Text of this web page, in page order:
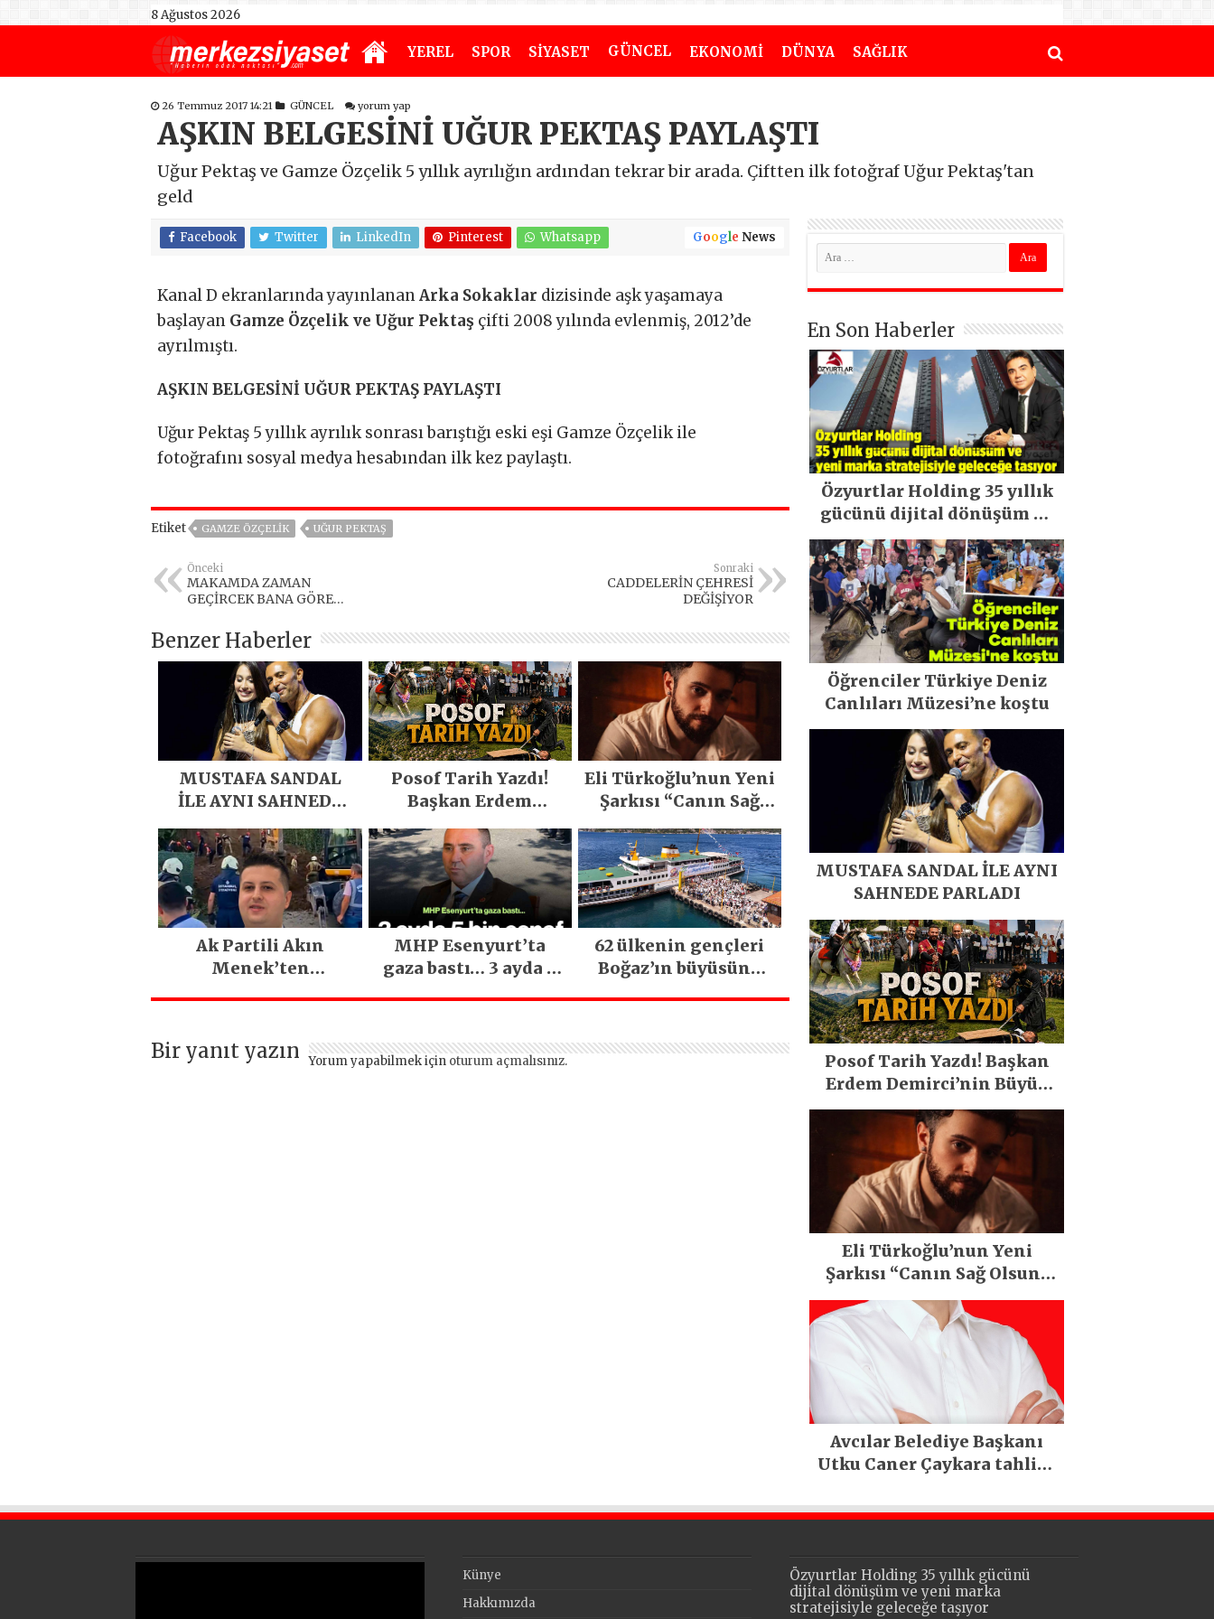
8 Ağustos 2026
YEREL SPOR SİYASET GÜNCEL EKONOMİ DÜNYA SAĞLIK
26 Temmuz 2017 14:21 GÜNCEL yorum yap
AŞKIN BELGESİNİ UĞUR PEKTAŞ PAYLAŞTI
Uğur Pektaş ve Gamze Özçelik 5 yıllık ayrılığın ardından tekrar bir arada. Çiftten ilk fotoğraf Uğur Pektaş'tan
geld
Facebook Twitter LinkedIn Pinterest Whatsapp Google News
Kanal D ekranlarında yayınlananArka Sokaklar dizisinde aşk yaşamaya
başlayan Gamze Özçelik ve Uğur Pektaş çifti 2008 yılında evlenmiş, 2012’de
ayrılmıştı.
AŞKIN BELGESİNİ UĞUR PEKTAŞ PAYLAŞTI
Uğur Pektaş 5 yıllık ayrılık sonrası barıştığı eski eşi Gamze Özçelik ile
fotoğrafını sosyal medya hesabından ilk kez paylaştı.
Etiket GAMZE ÖZÇELIK UĞUR PEKTAŞ
Önceki
MAKAMDA ZAMAN
GEÇİRCEK BANA GÖRE
Sonraki
CADDELERİN ÇEHRESİ
DEĞİŞİYOR
Benzer Haberler
MUSTAFA SANDAL
İLE AYNI SAHNEDE
Posof Tarih Yazdı!
Başkan Erdem
Emeğiyle Son Yılların
En Büyük Festivali
Gerçekleşti
Eli Türkoğlu’nun Yeni
Şarkısı “Canın Sağ
Gördü!..
Ak Partili Akın
Menek’ten
MHP Esenyurt’ta
gaza bastı… 3 ayda 5
62 ülkenin gençleri
Boğaz’ın büyüsüne
Bir yanıt yazın Yorum yapabilmek için oturum açmalısınız.
En Son Haberler
Özyurtlar Holding 35 yıllık
gücünü dijital dönüşüm ve
yeni marka stratejisiyle
geleceğe taşıyor
Öğrenciler Türkiye Deniz
Canlıları Müzesi’ne koştu
MUSTAFA SANDAL İLE AYNI
SAHNEDE PARLADI
Posof Tarih Yazdı! Başkan
Erdem Demirci’nin Büyük
Emeğiyle Son Yılların En
Büyük Festivali Gerçekleşti
Eli Türkoğlu’nun Yeni
Şarkısı “Canın Sağ Olsun”
Büyük İlgi Gördü!..
Avcılar Belediye Başkanı
Utku Caner Çaykara tahliye
Künye
Hakkımızda
Özyurtlar Holding 35 yıllık gücünü
dijital dönüşüm ve yeni marka
stratejisiyle geleceğe taşıyor